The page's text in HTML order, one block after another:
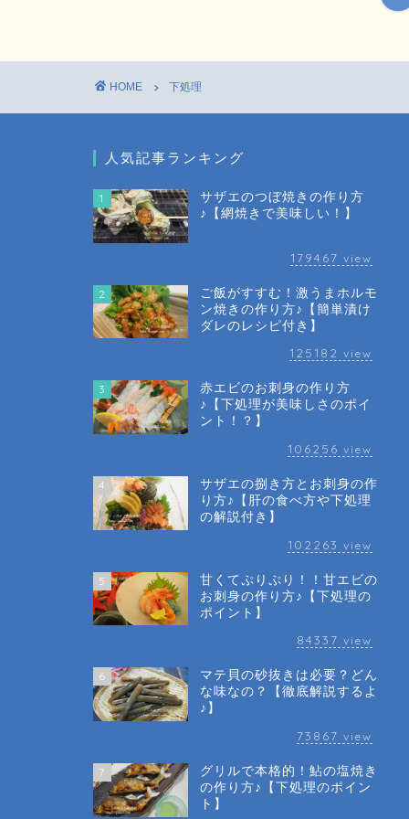
HOME 下処理
人気記事ランキング
1
サザエのつぼ焼きの作り方
♪【網焼きで美味しい！】
179467 view
2
ご飯がすすむ！激うまホルモ
ン焼きの作り方♪【簡単漬け
ダレのレシピ付き】
125182 view
3
赤エビのお刺身の作り方
♪【下処理が美味しさのポイ
ント！？】
106256 view
4
サザエの捌き方とお刺身の作
り方♪【肝の食べ方や下処理
の解説付き】
102263 view
5
甘くてぷりぷり！！甘エビの
お刺身の作り方♪【下処理の
ポイント】
84337 view
6
マテ貝の砂抜きは必要？どん
な味なの？【徹底解説するよ
♪】
73867 view
7
グリルで本格的！鮎の塩焼き
の作り方♪【下処理のポイン
ト】